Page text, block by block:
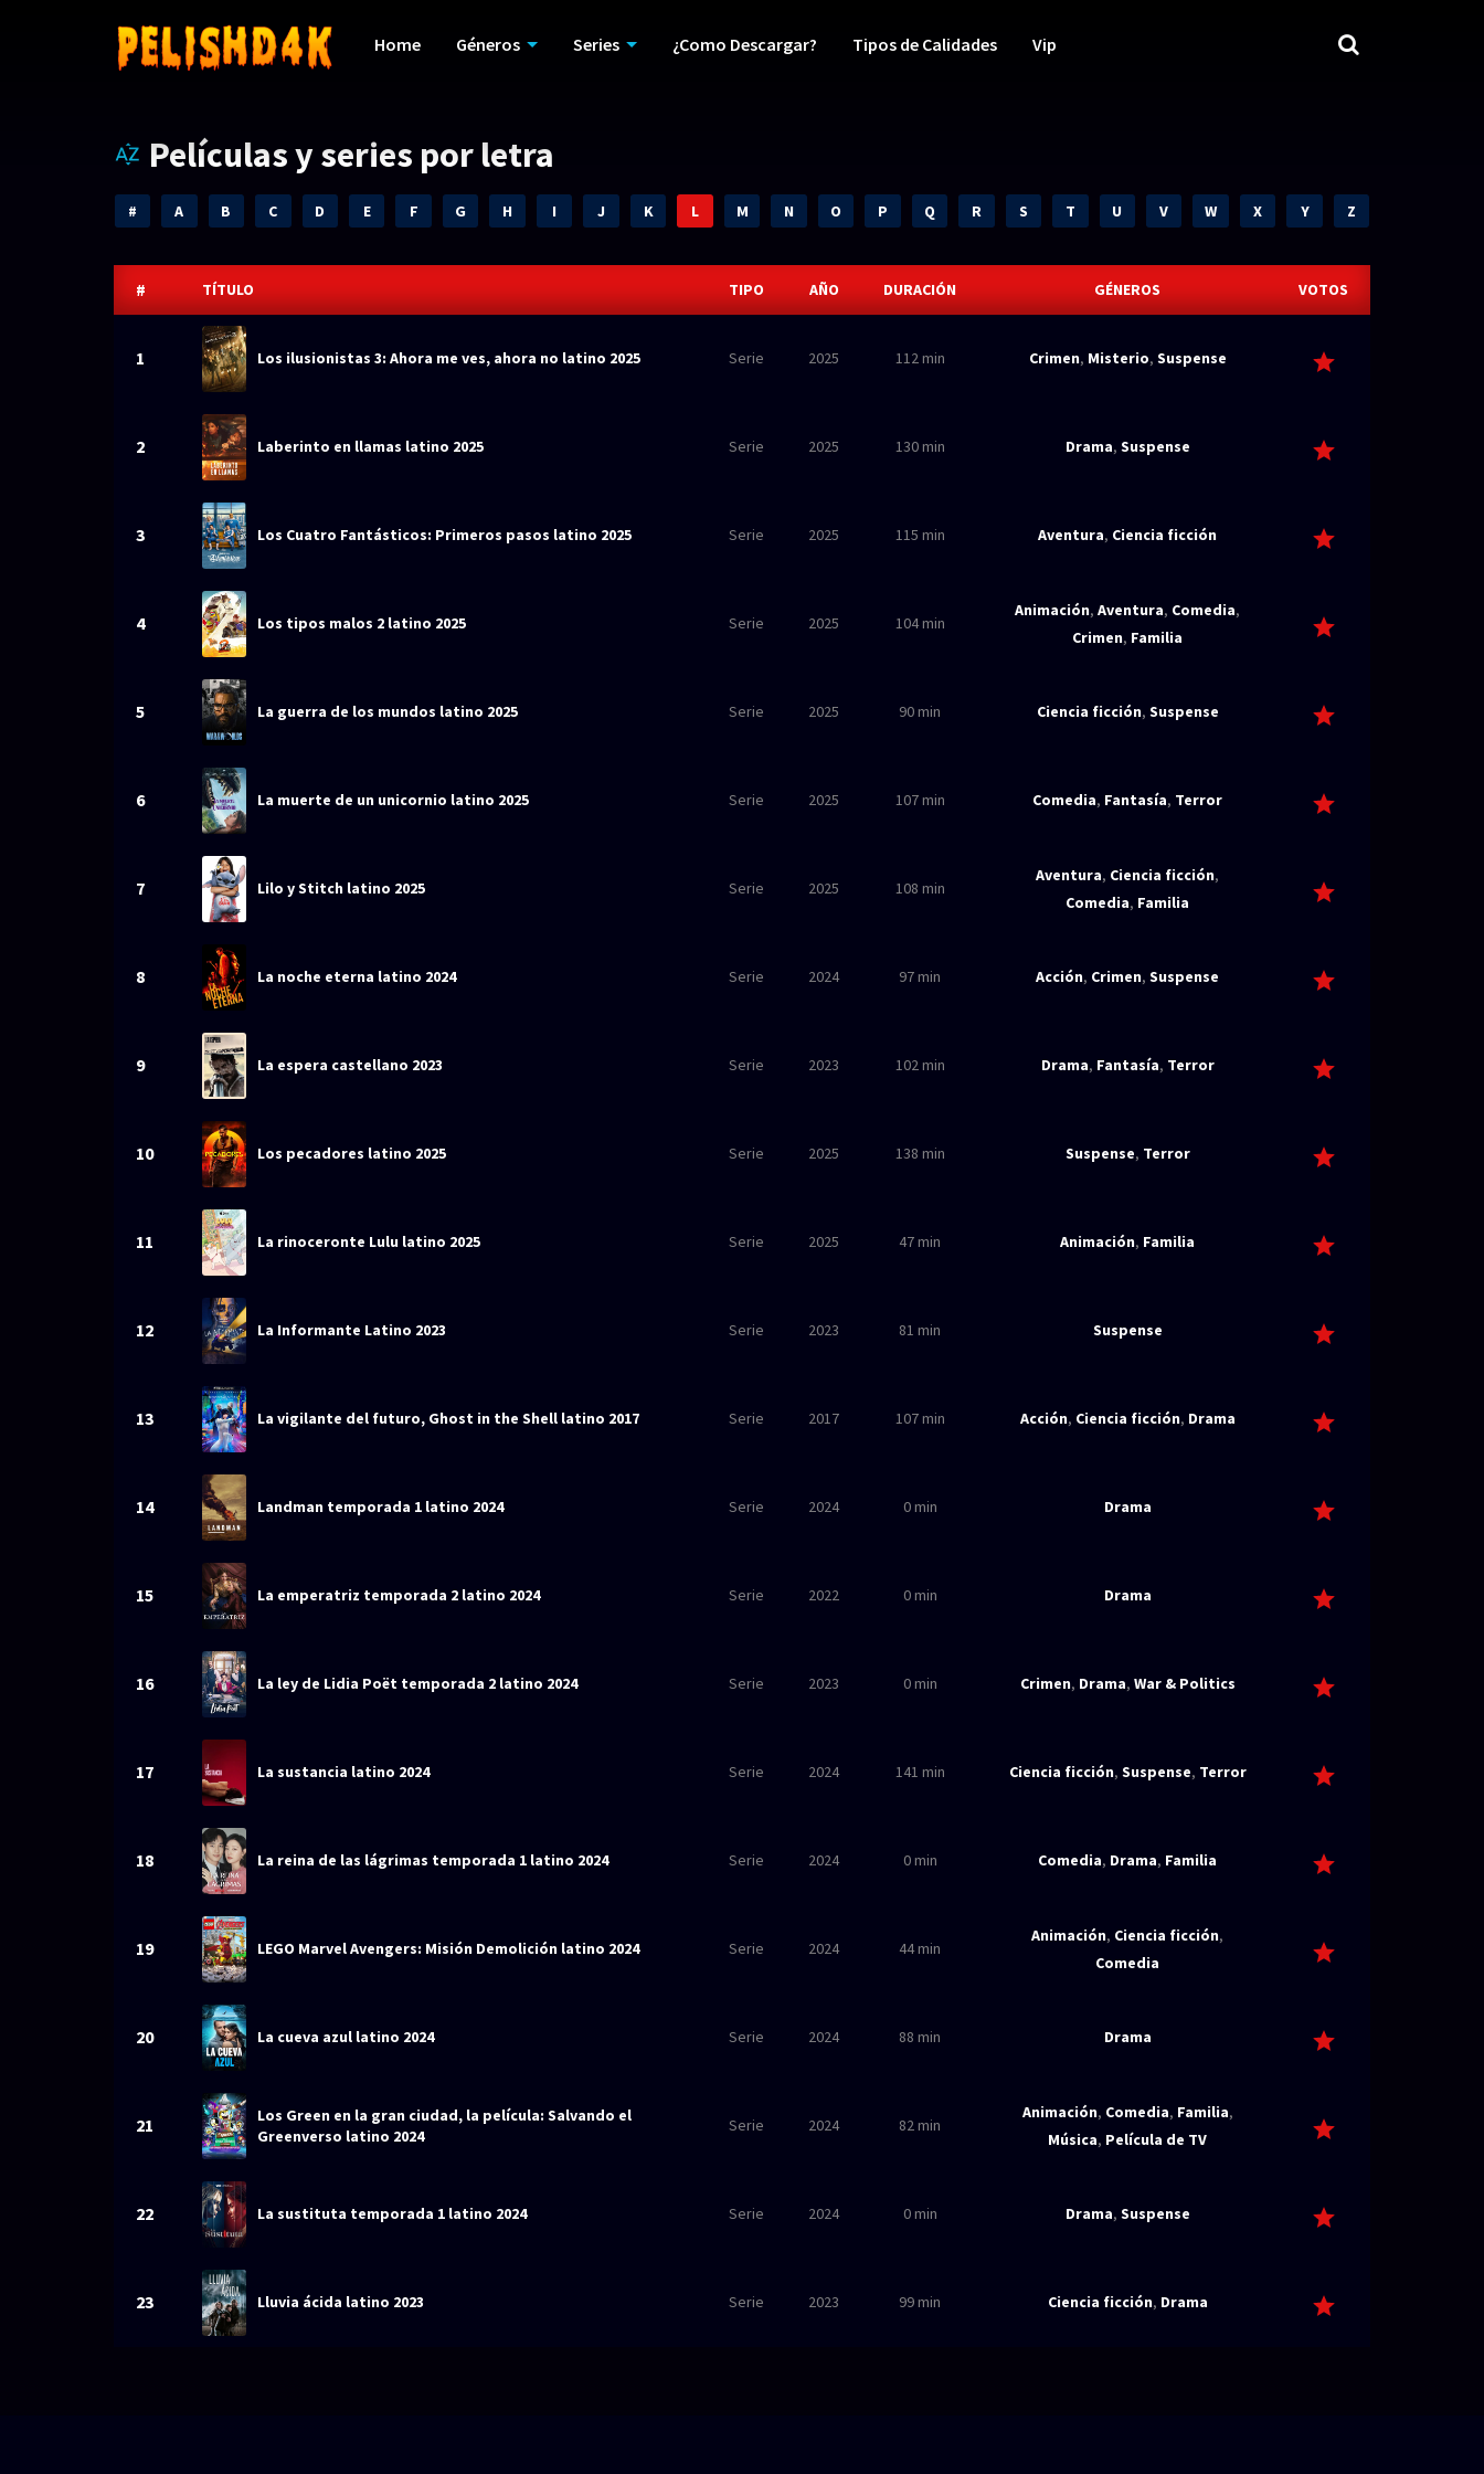
Home Géneros Series ¿Como Descargar? Tipos de Calidades Vip
Películas y series por letra
# A B C D E F G H I J K L M N O P Q R S T U V W X Y Z
# TÍTULO TIPO AÑO DURACIÓN GÉNEROS VOTOS
1 Los ilusionistas 3: Ahora me ves, ahora no latino 2025 Serie 2025 112 min Crimen, Misterio, Suspense
2 Laberinto en llamas latino 2025 Serie 2025 130 min Drama, Suspense
3 Los Cuatro Fantásticos: Primeros pasos latino 2025 Serie 2025 115 min Aventura, Ciencia ficción
4 Los tipos malos 2 latino 2025 Serie 2025 104 min
Animación, Aventura, Comedia,
Crimen, Familia
5 La guerra de los mundos latino 2025 Serie 2025 90 min Ciencia ficción, Suspense
6 La muerte de un unicornio latino 2025 Serie 2025 107 min Comedia, Fantasía, Terror
7 Lilo y Stitch latino 2025 Serie 2025 108 min
Aventura, Ciencia ficción,
Comedia, Familia
8 La noche eterna latino 2024 Serie 2024 97 min Acción, Crimen, Suspense
9 La espera castellano 2023 Serie 2023 102 min Drama, Fantasía, Terror
10 Los pecadores latino 2025 Serie 2025 138 min Suspense, Terror
11 La rinoceronte Lulu latino 2025 Serie 2025 47 min Animación, Familia
12 La Informante Latino 2023 Serie 2023 81 min Suspense
13 La vigilante del futuro, Ghost in the Shell latino 2017 Serie 2017 107 min Acción, Ciencia ficción, Drama
14 Landman temporada 1 latino 2024 Serie 2024 0 min Drama
15 La emperatriz temporada 2 latino 2024 Serie 2022 0 min Drama
16 La ley de Lidia Poët temporada 2 latino 2024 Serie 2023 0 min Crimen, Drama, War & Politics
17 La sustancia latino 2024 Serie 2024 141 min Ciencia ficción, Suspense, Terror
18 La reina de las lágrimas temporada 1 latino 2024 Serie 2024 0 min Comedia, Drama, Familia
19 LEGO Marvel Avengers: Misión Demolición latino 2024 Serie 2024 44 min
Animación, Ciencia ficción,
Comedia
20 La cueva azul latino 2024 Serie 2024 88 min Drama
21
Los Green en la gran ciudad, la película: Salvando el
Greenverso latino 2024
Serie 2024 82 min
Animación, Comedia, Familia,
Música, Película de TV
22 La sustituta temporada 1 latino 2024 Serie 2024 0 min Drama, Suspense
23 Lluvia ácida latino 2023 Serie 2023 99 min Ciencia ficción, Drama